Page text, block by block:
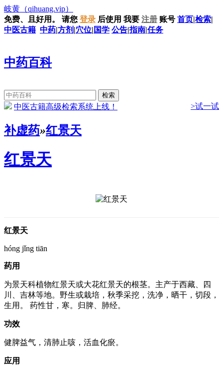
岐黄 （qihuang.vip）
免费、且好用。
请您 登录 后使用 我要 注册 账号 首页|检索|
中医古籍 中药|方剂 |穴位| 国学 公告|指南|任务
中药百科
中医古籍高级检索系统上线！ >试一试
补虚药»红景天
红景天
红景天
hóng jǐng tiān
药用
为景天科植物红景天或大花红景天的根茎。主产于西藏、四
川、吉林等地。野生或栽培，秋季采挖，洗净，晒干，切段，
生用。 药性甘，寒。归脾、肺经。
功效
健脾益气，清肺止咳，活血化瘀。
应用